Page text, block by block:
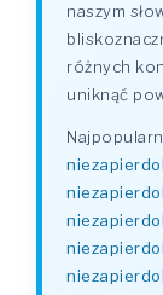
naszym
różnych
uniknąć